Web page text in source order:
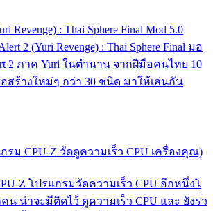
Revenge) : Thai Sphere Final Mod 5.0
2 (Yuri Revenge) : Thai Sphere Final มอ
2 ภาค Yuri ในตำนาน จากฝีมือคนไทย 10
สร้างใหม่ๆ กว่า 30 ชนิด มาให้เล่นกัน
รม CPU-Z วัดดูความเร็ว CPU เครื่องคุณ)
Z โปรแกรมวัดความเร็ว CPU อีกหนึ่งโ
น น่าจะมีติดไว้ ดูความเร็ว CPU และ ยังรว